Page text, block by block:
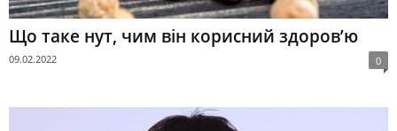
Що таке нут, чим він корисний здоров’ю
09.02.2022 0